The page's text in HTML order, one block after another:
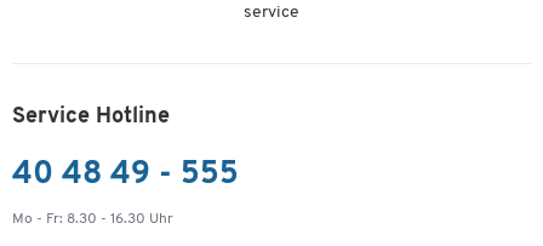
service
Service Hotline
40 48 49 - 555
Mo - Fr: 8.30 - 16.30 Uhr